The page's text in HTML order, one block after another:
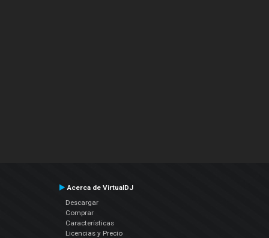
Acerca de VirtualDJ
Descargar
Comprar
Características
Licencias y Precio